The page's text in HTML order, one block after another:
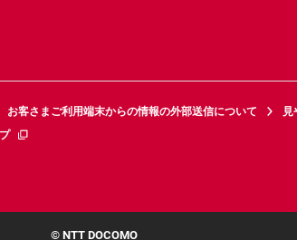
お客さまご利用端末からの情報の外部送信について
見
© NTT DOCOMO